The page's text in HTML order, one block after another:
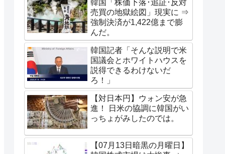
韓国「株価下落･追証･反対
売買の地獄絵図」現実に ⇒
強制決済が1,422億まで膨
んだ。
韓国記者「そんな説明で米
国議会とホワイトハウスを
説得できるわけないだ
ろ！」
【対日本円】ウォン安が急
進！ 日米の協調に韓国がい
っちょがみしたのでは。
【07月13日暗黒の月曜日】